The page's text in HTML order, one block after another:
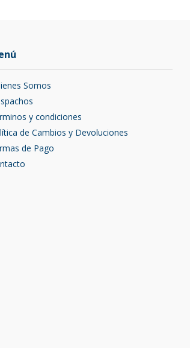
Somos
y condiciones
de Cambios y Devoluciones
de Pago